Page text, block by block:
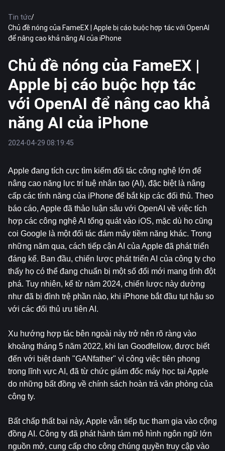
Tin tức/
Chủ đề nóng của FameEX | Apple bị cáo buộc hợp tác với OpenAI
để nâng cao khả năng AI của iPhone
Chủ đề nóng của FameEX |
Apple bị cáo buộc hợp tác
với OpenAI để nâng cao khả
năng AI của iPhone
2024-04-29 08:19:45
Apple đang tích cực tìm kiếm đối tác công nghệ lớn để
nâng cao năng lực trí tuệ nhân tạo (AI), đặc biệt là nâng
cấp các tính năng của iPhone để bắt kịp các đối thủ. Theo
báo cáo, Apple đã thảo luận sâu với OpenAI về việc tích
hợp các công nghệ AI tổng quát vào iOS, mặc dù họ cũng
coi Google là một đối tác đám mây tiềm năng khác. Trong
những năm qua, cách tiếp cận AI của Apple đã phát triển
đáng kể. Ban đầu, chiến lược phát triển AI của công ty cho
thấy họ có thể đang chuẩn bị một số đổi mới mang tính đột
phá. Tuy nhiên, kể từ năm 2024, chiến lược này dường
như đã bị đình trệ phần nào, khi iPhone bắt đầu tụt hậu so
với các đối thủ ưu tiên AI.
Xu hướng hợp tác bên ngoài này trở nên rõ ràng vào
khoảng tháng 5 năm 2022, khi Ian Goodfellow, được biết
đến với biệt danh "GANfather" vì công việc tiên phong
trong lĩnh vực AI, đã từ chức giám đốc máy học tại Apple
do những bất đồng về chính sách hoàn trả văn phòng của
công ty.
Bất chấp thất bại này, Apple vẫn tiếp tục tham gia vào cộng
đồng AI. Công ty đã phát hành tám mô hình ngôn ngữ lớn
nguồn mở, cung cấp cho công chúng quyền truy cập vào